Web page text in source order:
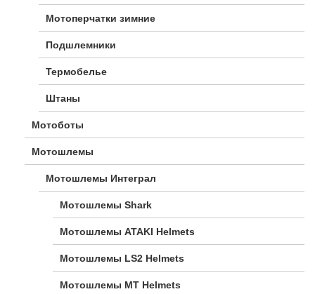
Мотоперчатки зимние
Подшлемники
Термобелье
Штаны
Мотоботы
Мотошлемы
Мотошлемы Интеграл
Мотошлемы Shark
Мотошлемы ATAKI Helmets
Мотошлемы LS2 Helmets
Мотошлемы MT Helmets